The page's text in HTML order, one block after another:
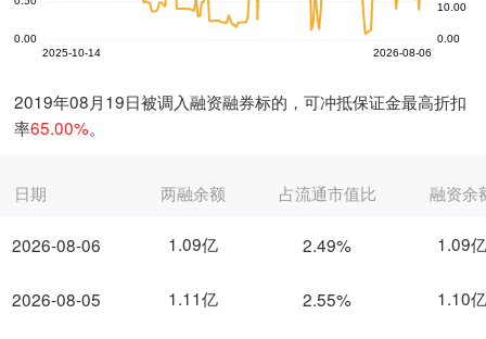
2019年08月19日被调入融资融券标的，可冲抵保证金最高折扣
率65.00%。
日期
2026-08-06
2026-08-05
两融余额 占流通市值比 融资余
1.09亿 2.49% 1.09亿
1.11亿 2.55% 1.10亿